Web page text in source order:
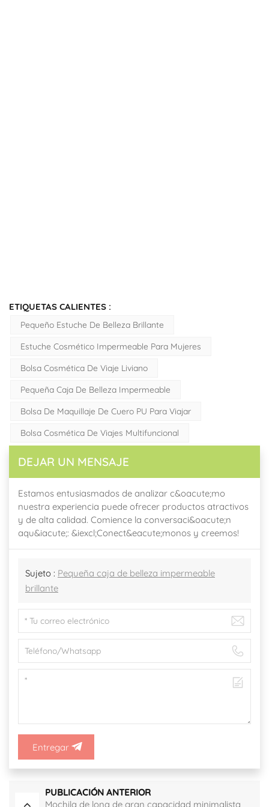
ETIQUETAS CALIENTES :
Pequeño Estuche De Belleza Brillante
Estuche Cosmético Impermeable Para Mujeres
Bolsa Cosmética De Viaje Liviano
Pequeña Caja De Belleza Impermeable
Bolsa De Maquillaje De Cuero PU Para Viajar
Bolsa Cosmética De Viajes Multifuncional
DEJAR UN MENSAJE
Estamos entusiasmados de analizar c&oacute;mo
nuestra experiencia puede ofrecer productos atractivos
y de alta calidad. Comience la conversaci&oacute;n
aqu&iacute;: &iexcl;Conect&eacute;monos y creemos!
Sujeto : Pequeña caja de belleza impermeable
brillante
Entregar
PUBLICACIÓN ANTERIOR
Mochila de lona de gran capacidad minimalista